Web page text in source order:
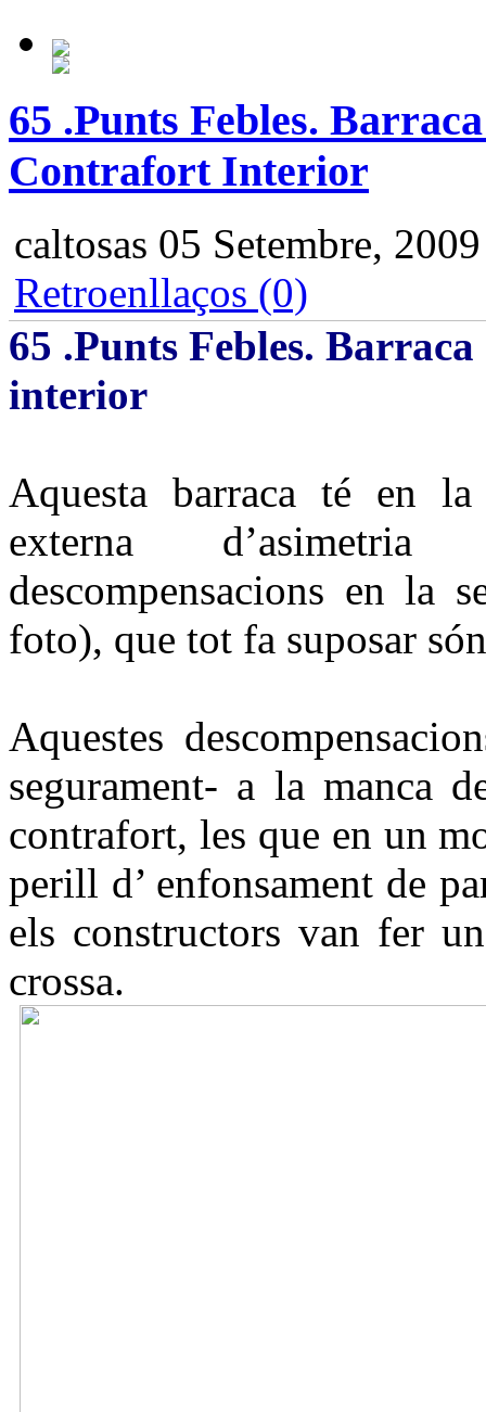
65 .Punts Febles.
Contrafort Interior
caltosas 05 Setembre,
Retroenllaços (0)
65 .Punts Febles.
interior
Aquesta barraca té en la
externa
descompensacions en la
foto), que tot fa suposar
Aquestes
segurament- a la manca
contrafort, les que en un
perill d’ enfonsament de
els constructors van fer
crossa.